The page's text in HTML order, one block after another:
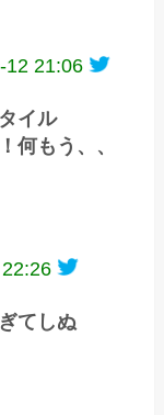
12 21:06
イル
何もう、、
てしぬ